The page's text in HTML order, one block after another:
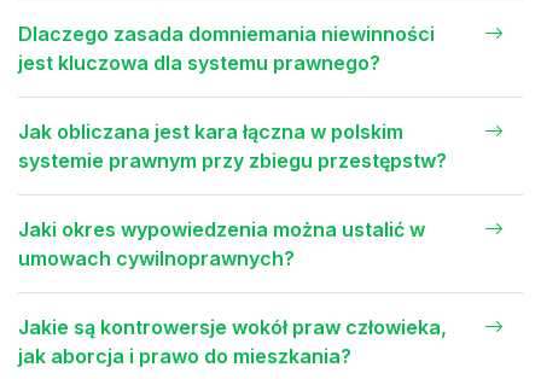
Dlaczego zasada domniemania niewinności
jest kluczowa dla systemu prawnego?
Jak obliczana jest kara łączna w polskim
systemie prawnym przy zbiegu przestępstw?
Jaki okres wypowiedzenia można ustalić w
umowach cywilnoprawnych?
Jakie są kontrowersje wokół praw człowieka,
jak aborcja i prawo do mieszkania?